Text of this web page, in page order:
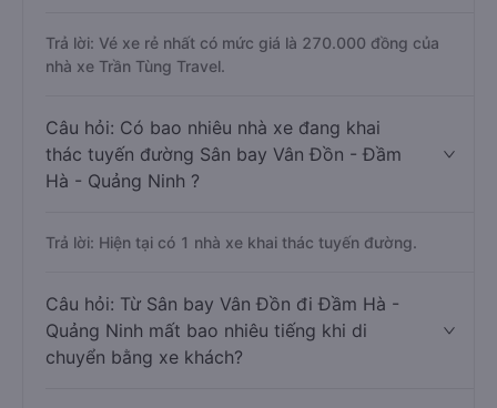
Trả lời: Vé xe rẻ nhất có mức giá là 270.000 đồng của
nhà xe Trần Tùng Travel.
Câu hỏi: Có bao nhiêu nhà xe đang khai
thác tuyến đường Sân bay Vân Đồn - Đầm
Hà - Quảng Ninh ?
Trả lời: Hiện tại có 1 nhà xe khai thác tuyến đường.
Câu hỏi: Từ Sân bay Vân Đồn đi Đầm Hà -
Quảng Ninh mất bao nhiêu tiếng khi di
chuyển bằng xe khách?